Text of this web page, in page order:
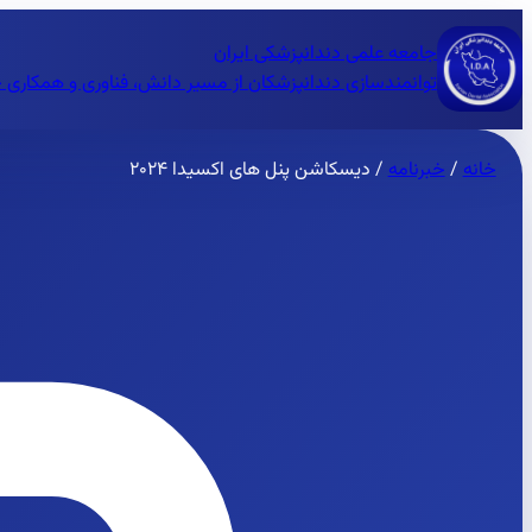
جامعه علمی دندانپزشکی ایران
توانمندسازی دندانپزشکان از مسیر دانش، فناوری و
خانه/خبرنامه/ دیسکاشن پنل های اکسیدا ۲۰۲۴